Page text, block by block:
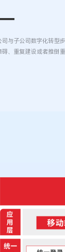
与子公司数字化转型
、重复建设或者推倒重